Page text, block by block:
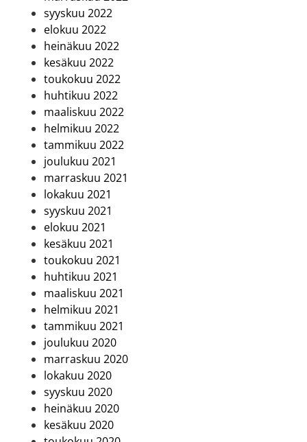
syyskuu 2022
elokuu 2022
heinäkuu 2022
kesäkuu 2022
toukokuu 2022
huhtikuu 2022
maaliskuu 2022
helmikuu 2022
tammikuu 2022
joulukuu 2021
marraskuu 2021
lokakuu 2021
syyskuu 2021
elokuu 2021
kesäkuu 2021
toukokuu 2021
huhtikuu 2021
maaliskuu 2021
helmikuu 2021
tammikuu 2021
joulukuu 2020
marraskuu 2020
lokakuu 2020
syyskuu 2020
heinäkuu 2020
kesäkuu 2020